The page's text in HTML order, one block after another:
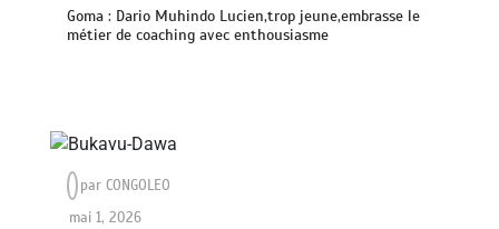
Goma : Dario Muhindo Lucien,trop jeune,embrasse le
métier de coaching avec enthousiasme
parCONGOLEO
mai 1, 2026